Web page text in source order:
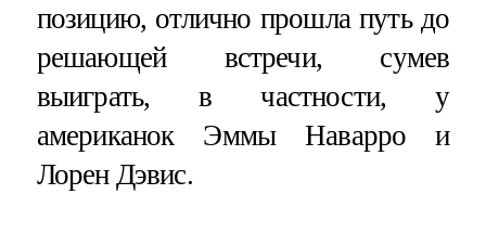
позицию, отлично прошла путь до
решающей встречи, сумев
выиграть, в частности, у
американок Эммы Наварро и
Лорен Дэвис.